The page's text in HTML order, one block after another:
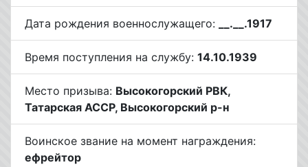
Дата рождения военнослужащего: __.__.1917
Время поступления на службу: 14.10.1939
Место призыва: Высокогорский РВК,
Татарская АССР, Высокогорский р-н
Воинское звание на момент награждения:
ефрейтор